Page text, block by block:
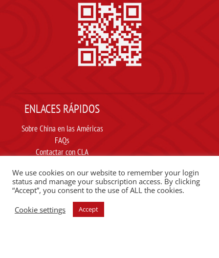
ENLACES RÁPIDOS
Sobre China en las Américas
FAQs
Contactar con CLA
Carta ética
SIGUE A CLA EN REDES SOCIALES
We use cookies on our website to remember your login
status and manage your subscription access. By clicking
“Accept”, you consent to the use of ALL the cookies.
Cookie settings
Accept